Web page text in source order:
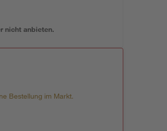
nicht anbieten.
Bestellung im Markt.